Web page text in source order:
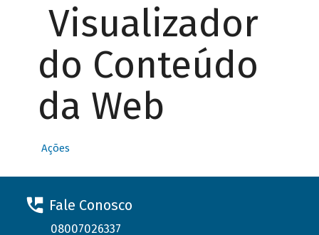
Visualizador
do Conteúdo
da Web
Ações
Fale Conosco
08007026337